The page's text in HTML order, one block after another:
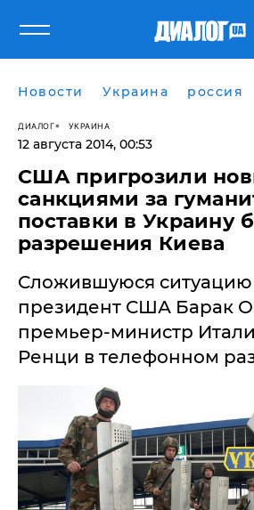
Новости Украина россия
ДИАЛОГ УКРАИНА
12 августа 2014, 00:53
США пригрозили
санкциями за
поставки в Украину
разрешения Киева
Сложившуюся ситуацию
президент США Барак
премьер-министр
Ренци в телефонном